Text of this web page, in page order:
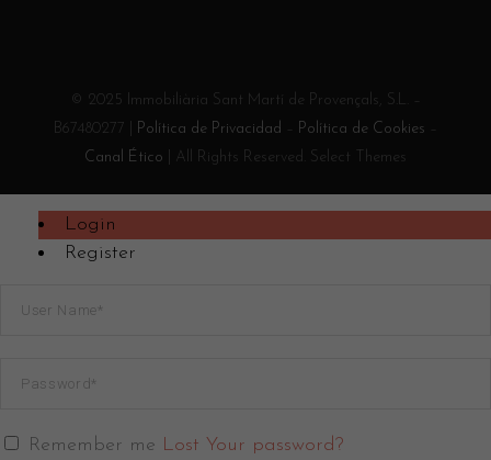
© 2025 Immobiliària Sant Martí de Provençals, S.L. –
B67480277 |
Política de Privacidad Política de Cookies
Canal Ético | All Rights Reserved. Select Themes
Login
Register
Remember me Lost Your password?